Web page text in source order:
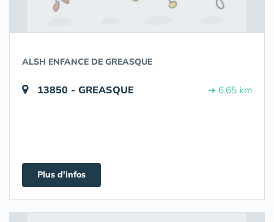
ALSH ENFANCE DE GREASQUE
13850 - GREASQUE ➔ 6.65 km
Plus d'infos